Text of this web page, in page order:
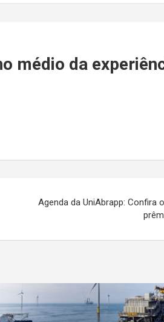
médio da
Agenda da UniAbrapp: Confira